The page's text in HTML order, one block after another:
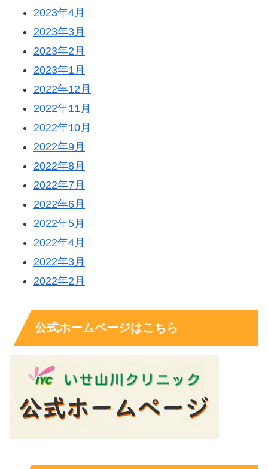
2023年4月
2023年3月
2023年2月
2023年1月
2022年12月
2022年11月
2022年10月
2022年9月
2022年8月
2022年7月
2022年6月
2022年5月
2022年4月
2022年3月
2022年2月
公式ホームページはこちら